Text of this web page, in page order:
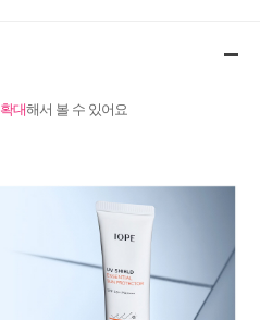
확대해서 볼 수 있어요